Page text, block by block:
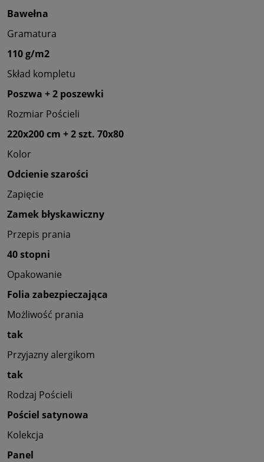
Bawełna
Gramatura
110 g/m2
Skład kompletu
Poszwa + 2 poszewki
Rozmiar Pościeli
220x200 cm + 2 szt. 70x80
Kolor
Odcienie szarości
Zapięcie
Zamek błyskawiczny
Przepis prania
40 stopni
Opakowanie
Folia zabezpieczająca
Możliwość prania
tak
Przyjazny alergikom
tak
Rodzaj Pościeli
Pościel satynowa
Kolekcja
Panel